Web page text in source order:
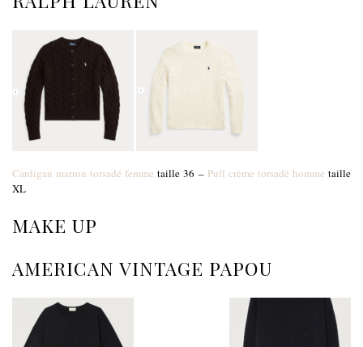
Cardigan marron torsadé femme taille 36 – Pull crème torsadé homme taille
XL
MAKE UP
AMERICAN VINTAGE PAPOU